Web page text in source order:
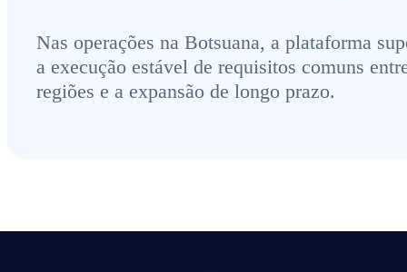
Nas operações na Botsuana, a plataforma
a execução estável de requisitos comuns
regiões e a expansão de longo prazo.